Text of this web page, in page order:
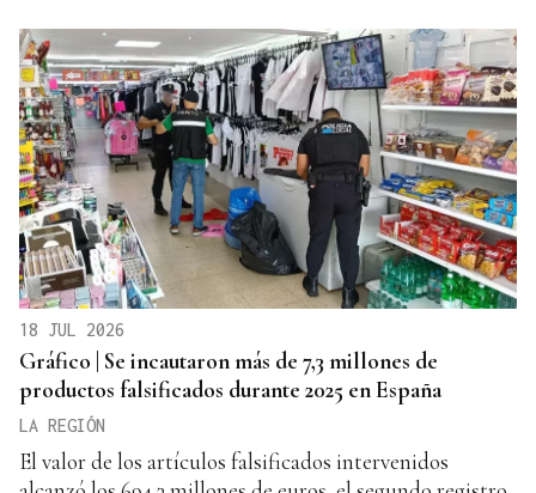
18 JUL 2026
Gráfico | Se incautaron más de 7,3 millones de
productos falsificados durante 2025 en España
LA REGIÓN
El valor de los artículos falsificados intervenidos